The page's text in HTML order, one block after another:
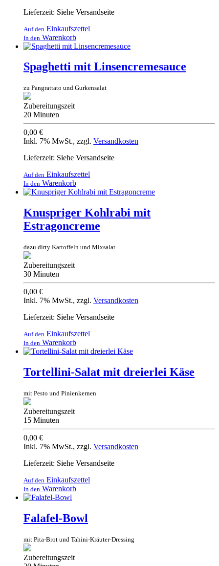
Lieferzeit: Siehe Versandseite
Auf den Einkaufszettel
In den Warenkorb
Spaghetti mit Linsencremesauce
zu Pangrattato und Gurkensalat
Zubereitungszeit
20 Minuten
0,00 €
Inkl. 7% MwSt., zzgl. Versandkosten
Lieferzeit: Siehe Versandseite
Auf den Einkaufszettel
In den Warenkorb
Knuspriger Kohlrabi mit
Estragoncreme
dazu dirty Kartoffeln und Mixsalat
Zubereitungszeit
30 Minuten
0,00 €
Inkl. 7% MwSt., zzgl. Versandkosten
Lieferzeit: Siehe Versandseite
Auf den Einkaufszettel
In den Warenkorb
Tortellini-Salat mit dreierlei Käse
mit Pesto und Pinienkernen
Zubereitungszeit
15 Minuten
0,00 €
Inkl. 7% MwSt., zzgl. Versandkosten
Lieferzeit: Siehe Versandseite
Auf den Einkaufszettel
In den Warenkorb
Falafel-Bowl
mit Pita-Brot und Tahini-Kräuter-Dressing
Zubereitungszeit